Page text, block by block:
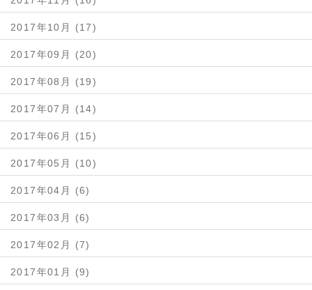
2017年10月 (17)
2017年09月 (20)
2017年08月 (19)
2017年07月 (14)
2017年06月 (15)
2017年05月 (10)
2017年04月 (6)
2017年03月 (6)
2017年02月 (7)
2017年01月 (9)